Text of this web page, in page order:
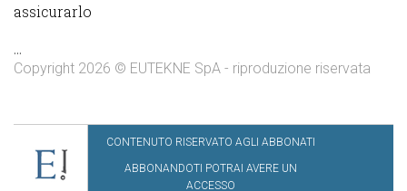
assicurarlo
...
Copyright 2026 © EUTEKNE SpA - riproduzione riservata
CONTENUTO RISERVATO AGLI ABBONATI
ABBONANDOTI POTRAI AVERE UN
ACCESSO